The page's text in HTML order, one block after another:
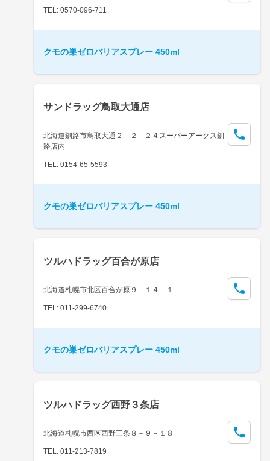
TEL: 0570-096-711
クモの巣ゼロバリアスプレー 450ml
サンドラッグ鳥取大通店
北海道釧路市鳥取大通２－２－２４スーパーアークス釧
路店内
TEL: 0154-65-5593
クモの巣ゼロバリアスプレー 450ml
ツルハドラッグ百合が原店
北海道札幌市北区百合が原９－１４－１
TEL: 011-299-6740
クモの巣ゼロバリアスプレー 450ml
ツルハドラッグ西野３条店
北海道札幌市西区西野三条８－９－１８
TEL: 011-213-7819